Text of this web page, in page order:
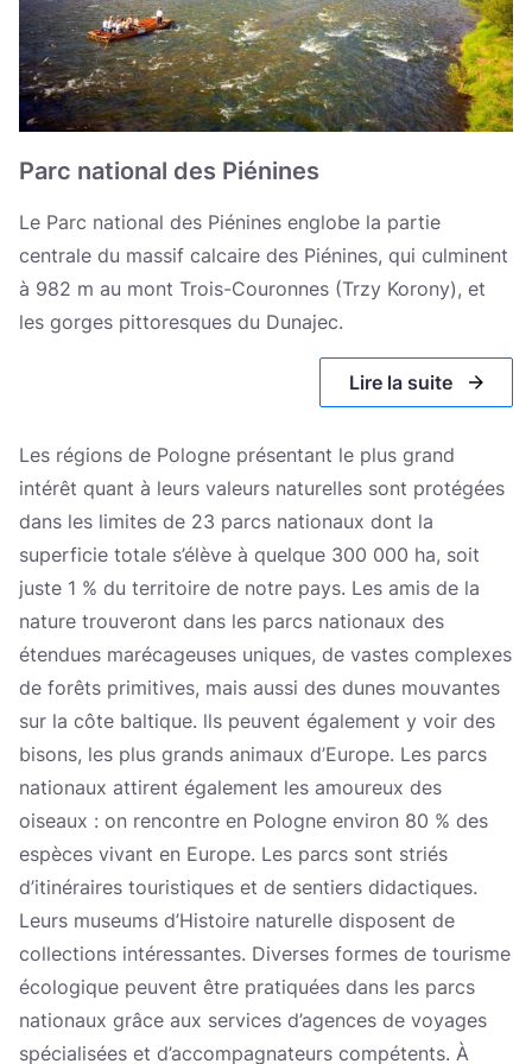
Parc national de Bieszczady
Parc national des monts Tabulaires
Parc national de Karkonosze
Parc national de Grande Pologne
Parc nationa de la forêt de Tuchole
Parc national de Drawno
Parc national „Buche de la Warta”
Parc national des Piénines
Le Parc national des Piénines englobe la partie
centrale du massif calcaire des Piénines, qui culminent
à 982 m au mont Trois-Couronnes (Trzy Korony), et
les gorges pittoresques du Dunajec.
Lire la suite
Les régions de Pologne présentant le plus grand
intérêt quant à leurs valeurs naturelles sont protégées
dans les limites de 23 parcs nationaux dont la
superficie totale s’élève à quelque 300 000 ha, soit
juste 1 % du territoire de notre pays. Les amis de la
nature trouveront dans les parcs nationaux des
étendues marécageuses uniques, de vastes complexes
de forêts primitives, mais aussi des dunes mouvantes
sur la côte baltique. lls peuvent également y voir des
bisons, les plus grands animaux d’Europe. Les parcs
nationaux attirent également les amoureux des
oiseaux : on rencontre en Pologne environ 80 % des
espèces vivant en Europe. Les parcs sont striés
d’itinéraires touristiques et de sentiers didactiques.
Leurs museums d’Histoire naturelle disposent de
collections intéressantes. Diverses formes de tourisme
écologique peuvent être pratiquées dans les parcs
nationaux grâce aux services d’agences de voyages
spécialisées et d’accompagnateurs compétents. À